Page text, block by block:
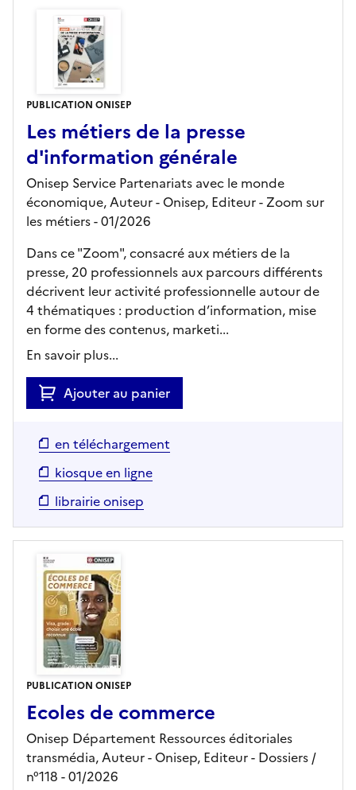
PUBLICATION ONISEP
Les métiers de la presse
d'information générale
Onisep Service Partenariats avec le monde
économique, Auteur - Onisep, Editeur- Zoom sur
les métiers- 01/2026
Dans ce "Zoom", consacré aux métiers de la
presse, 20 professionnels aux parcours différents
décrivent leur activité professionnelle autour de
4 thématiques : production d’information, mise
en forme des contenus, marketi...
En savoir plus...
Ajouter au panier
en téléchargement
kiosque en ligne
librairie onisep
PUBLICATION ONISEP
Ecoles de commerce
Onisep Département Ressources éditoriales
transmédia, Auteur - Onisep, Editeur- Dossiers /
n°118 - 01/2026